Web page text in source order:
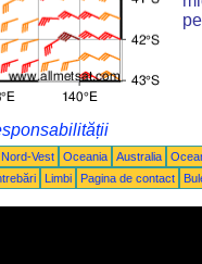
Vest Oceania Australia
Limbi Pagina de contact